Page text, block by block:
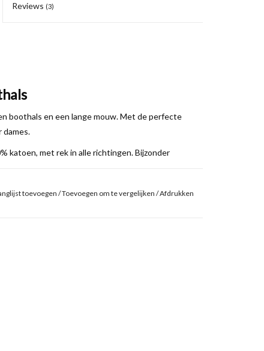
Reviews (3)
boothals en een lange mouw. Met de perfecte
dames.
katoen, met rek in alle richtingen. Bijzonder
contrasterende sjaal of hoofdband!
toevoegen /Toevoegen om te vergelijken /Afdrukken